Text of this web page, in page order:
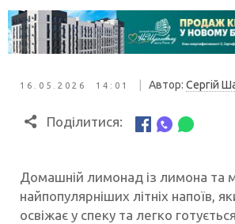
16.05.2026 14:01 Автор: Сергій
Поділитися:
Домашній лимонад із лимона та
найпопулярніших літніх напоїв,
освіжає у спеку та легко